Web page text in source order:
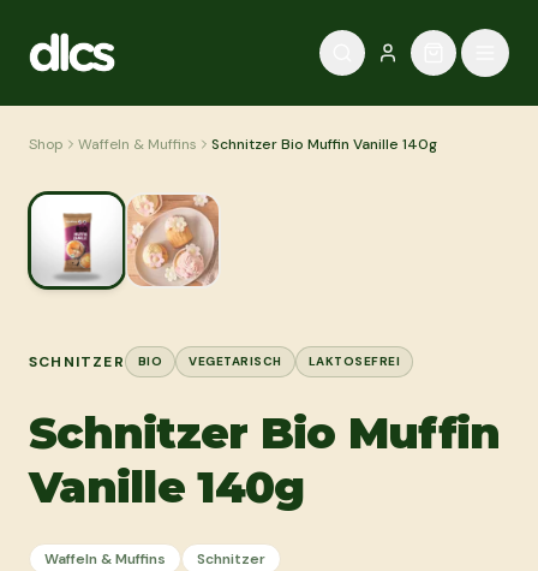
Shop Waffeln & Muffins Schnitzer Bio Muffin Vanille 140g
SCHNITZER BIO VEGETARISCH LAKTOSEFREI
Schnitzer Bio Muffin
Vanille 140g
Waffeln & Muffins Schnitzer